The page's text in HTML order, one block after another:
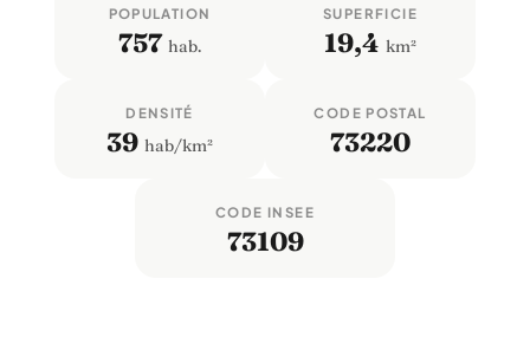
POPULATION
757 hab.
SUPERFICIE
19,4 km²
DENSITÉ
39 hab/km²
CODE POSTAL
73220
CODE INSEE
73109